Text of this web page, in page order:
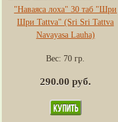
"Наваяса лоха" 30 таб "Шри
Шри Tattva" (Sri Sri Tattva
Navayasa Lauha)
Вес: 70 гр.
290.00 руб.